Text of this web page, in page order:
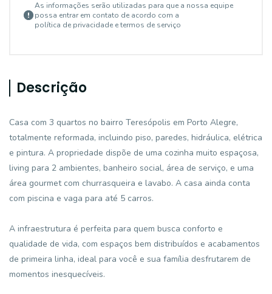
As informações serão utilizadas para que a nossa equipe
possa entrar em contato de acordo com a
política de privacidade e termos de serviço
Descrição
Casa com 3 quartos no bairro Teresópolis em Porto Alegre,
totalmente reformada, incluindo piso, paredes, hidráulica, elétrica
e pintura. A propriedade dispõe de uma cozinha muito espaçosa,
living para 2 ambientes, banheiro social, área de serviço, e uma
área gourmet com churrasqueira e lavabo. A casa ainda conta
com piscina e vaga para até 5 carros.
A infraestrutura é perfeita para quem busca conforto e
qualidade de vida, com espaços bem distribuídos e acabamentos
de primeira linha, ideal para você e sua família desfrutarem de
momentos inesquecíveis.